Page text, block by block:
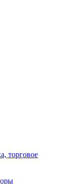
торговое